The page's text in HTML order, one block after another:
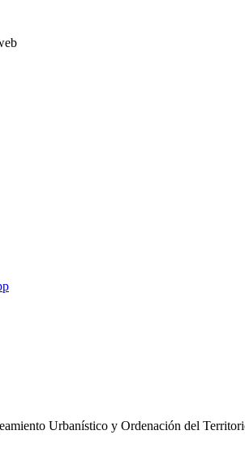
Urbanístico y Ordenación del